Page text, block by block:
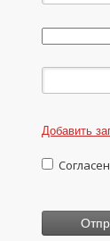
Добавить